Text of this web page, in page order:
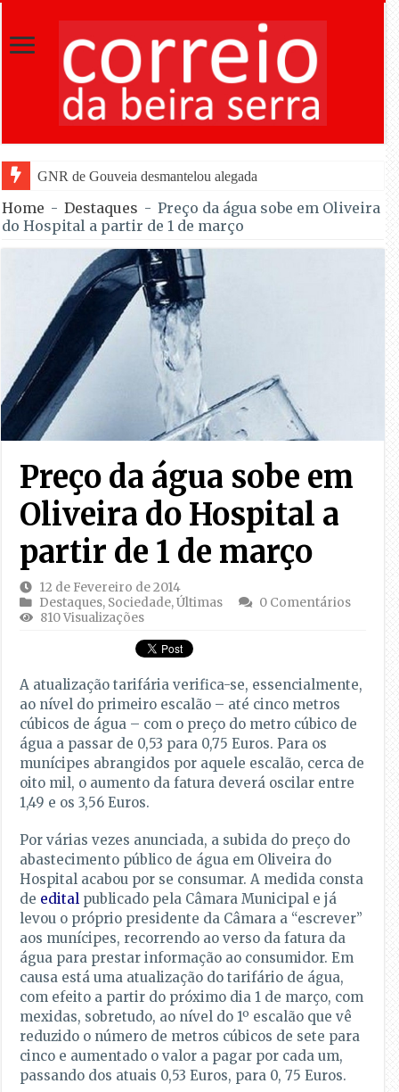
GNR de Gouveia desmantelou alegada rede de furtos de cobre;
Home - Destaques - Preço da água sobe em Oliveira
do Hospital a partir de 1 de março
Preço da água sobe em
Oliveira do Hospital a
partir de 1 de março
12 de Fevereiro de 2014
Destaques, Sociedade,Últimas
0 Comentários
810 Visualizações
A atualização tarifária verifica-se, essencialmente,
ao nível do primeiro escalão – até cinco metros
cúbicos de água – com o preço do metro cúbico de
água a passar de 0,53 para 0,75 Euros. Para os
munícipes abrangidos por aquele escalão, cerca de
oito mil, o aumento da fatura deverá oscilar entre
1,49 e os 3,56 Euros.
Por várias vezes anunciada, a subida do preço do
abastecimento público de água em Oliveira do
Hospital acabou por se consumar. A medida consta
de edital publicado pela Câmara Municipal e já
levou o próprio presidente da Câmara a “escrever”
aos munícipes, recorrendo ao verso da fatura da
água para prestar informação ao consumidor. Em
causa está uma atualização do tarifário de água,
com efeito a partir do próximo dia 1 de março, com
mexidas, sobretudo, ao nível do 1º escalão que vê
reduzido o número de metros cúbicos de sete para
cinco e aumentado o valor a pagar por cada um,
passando dos atuais 0,53 Euros, para 0, 75 Euros.